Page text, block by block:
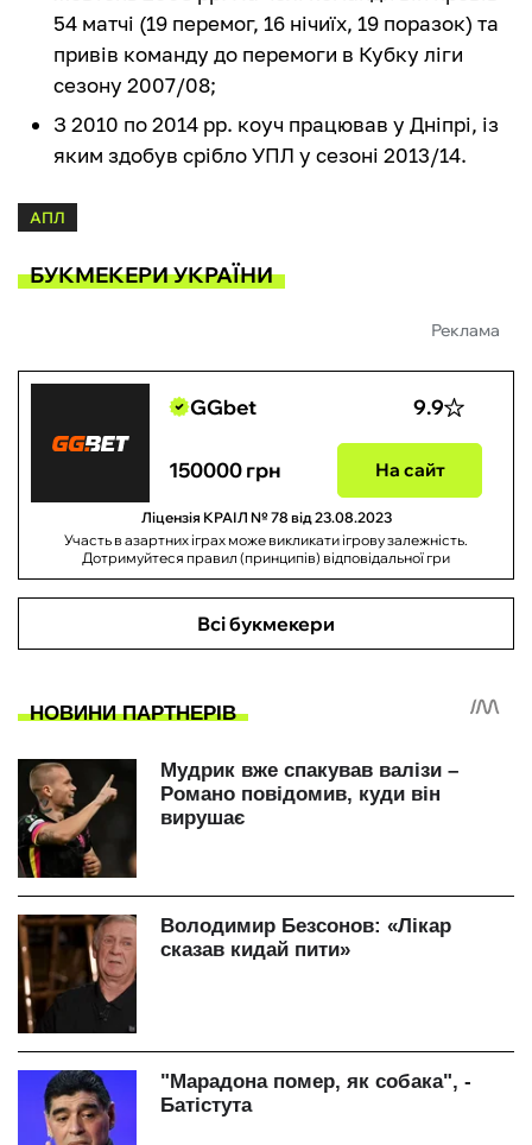
54 матчі (19 перемог, 16 нічиїх, 19 поразок) та
привів команду до перемоги в Кубку ліги
сезону 2007/08;
З 2010 по 2014 рр. коуч працював у Дніпрі, із
яким здобув срібло УПЛ у сезоні 2013/14.
АПЛ
БУКМЕКЕРИ УКРАЇНИ
Реклама
GGbet 9.9
150000 грн На сайт
Ліцензія КРАІЛ № 78 від 23.08.2023
Участь в азартних іграх може викликати ігрову залежність.
Дотримуйтеся правил (принципів) відповідальної гри
Всі букмекери